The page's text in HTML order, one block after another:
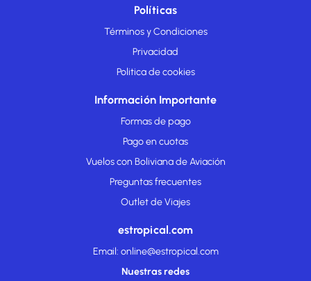
Políticas
Términos y Condiciones
Privacidad
Politica de cookies
Información Importante
Formas de pago
Pago en cuotas
Vuelos con Boliviana de Aviación
Preguntas frecuentes
Outlet de Viajes
estropical.com
Email: online@estropical.com
Nuestras redes